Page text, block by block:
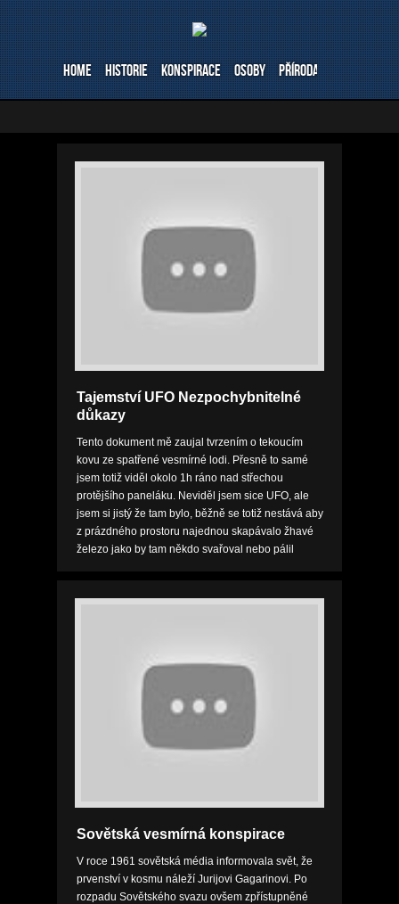
Home Historie Konspirace Osoby Příroda Stavby
Tajemství UFO Nezpochybnitelné
důkazy
Tento dokument mě zaujal tvrzením o tekoucím
kovu ze spatřené vesmírné lodi. Přesně to samé
jsem totiž viděl okolo 1h ráno nad střechou
protějšího paneláku. Neviděl jsem sice UFO, ale
jsem si jistý že tam bylo, běžně se totiž nestává aby
z prázdného prostoru najednou skapávalo žhavé
železo jako by tam někdo svařoval nebo pálil
Sovětská vesmírná konspirace
V roce 1961 sovětská média informovala svět, že
prvenství v kosmu náleží Jurijovi Gagarinovi. Po
rozpadu Sovětského svazu ovšem zpřístupněné